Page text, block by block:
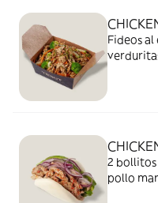
Fideos
2 bollitos
pollo